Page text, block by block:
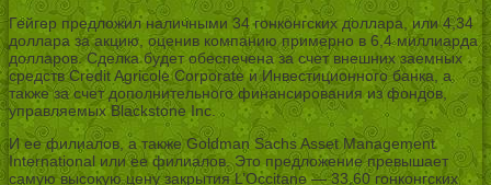
Гейгер предложил наличными 34 гонконгских доллара, или 4,34
доллара за акцию, оценив компанию примерно в 6,4 миллиарда
долларов. Сделка будет обеспечена за счет внешних заемных
средств Credit Agricole Corporate и Инвестиционного банка, а
также за счет дополнительного финансирования из фондов,
управляемых Blackstone Inc.
И ее филиалов, а также Goldman Sachs Asset Management
International или ее филиалов. Это предложение превышает
самую высокую цену закрытия L’Occitane — 33,60 гонконгских